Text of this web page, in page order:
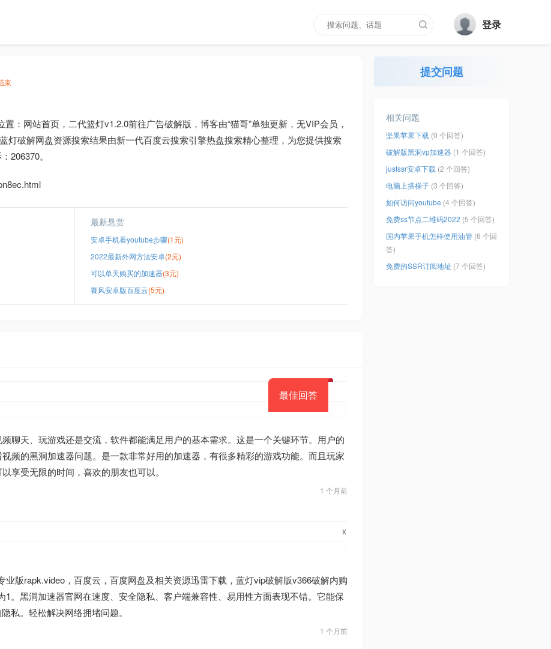
登录
束
：网站首页，二代篮灯v1.2.0前往广告破解版，博客由“猫哥”单独更新，无VIP会员，
灯破解网盘资源搜索结果由新一代百度云搜索引擎热盘搜索精心整理，为您提供搜索
206370。
最新悬赏
安卓手机看youtube步骤(1元)
2022最新外网方法安卓(2元)
可以单天购买的加速器(3元)
賽风安卓版百度云(5元)
最佳回答
聊天、玩游戏还是交流，软件都能满足用户的基本需求。这是一个关键环节。用户的
频的黑洞加速器问题。是一款非常好用的加速器，有很多精彩的游戏功能。而且玩家
享受无限的时间，喜欢的朋友也可以。
1 个月前
x
版rapk.video，百度云，百度网盘及相关资源迅雷下载，蓝灯vip破解版v366破解内购
1。黑洞加速器官网在速度、安全隐私、客户端兼容性、易用性方面表现不错。它能保
私。轻松解决网络拥堵问题。
1 个月前
提交问题
相关问题
坚果苹果下载 (0 个回答)
破解版黑洞vp加速器 (1 个回答)
justssr安卓下载 (2 个回答)
电脑上搭梯子 (3 个回答)
如何访问youtube (4 个回答)
免费ss节点二维码2022 (5 个回答)
国内苹果手机怎样使用油管 (6 个回
答)
免费的SSR订阅地址 (7 个回答)